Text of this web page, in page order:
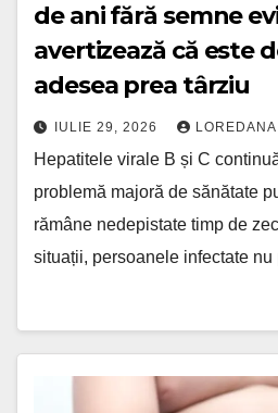
de ani fără semne
avertizează că este
adesea prea târziu
IULIE 29, 2026 LOREDANA
Hepatitele virale B și C
problemă majoră de sănătate
rămâne nedepistate timp de
situații, persoanele infectate